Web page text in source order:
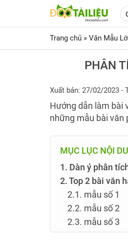
Trang chủ » Văn Mẫu
PHÂN
Xuất bản: 27/02/2023 -
Hướng dẫn làm bài
những mẫu bài văn
MỤC LỤC NỘI
1. Dàn ý phân
2. Top 2 bài văn
2.1. mẫu số 1
2.2. mẫu số 2
2.3. mẫu số 3